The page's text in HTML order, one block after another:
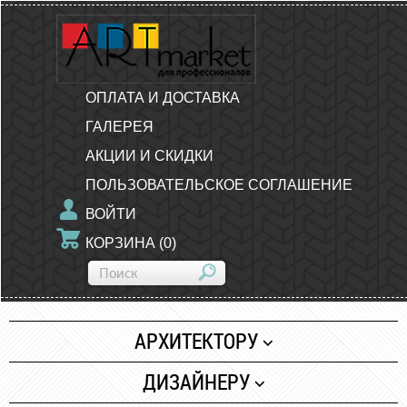
ОПЛАТА И ДОСТАВКА
ГАЛЕРЕЯ
АКЦИИ И СКИДКИ
ПОЛЬЗОВАТЕЛЬСКОЕ СОГЛАШЕНИЕ
ВОЙТИ
КОРЗИНА (0)
АРХИТЕКТОРУ
Бумага
ДИЗАЙНЕРУ